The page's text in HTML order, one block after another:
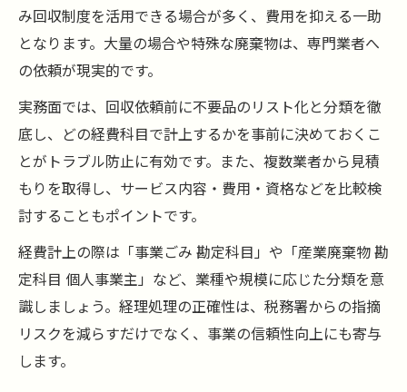
み回収制度を活用できる場合が多く、費用を抑える一助
となります。大量の場合や特殊な廃棄物は、専門業者へ
の依頼が現実的です。
実務面では、回収依頼前に不要品のリスト化と分類を徹
底し、どの経費科目で計上するかを事前に決めておくこ
とがトラブル防止に有効です。また、複数業者から見積
もりを取得し、サービス内容・費用・資格などを比較検
討することもポイントです。
経費計上の際は「事業ごみ 勘定科目」や「産業廃棄物 勘
定科目 個人事業主」など、業種や規模に応じた分類を意
識しましょう。経理処理の正確性は、税務署からの指摘
リスクを減らすだけでなく、事業の信頼性向上にも寄与
します。